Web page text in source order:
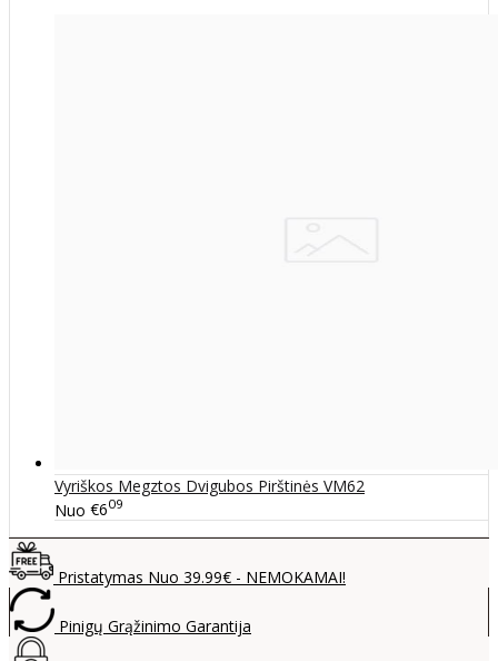
Vyriškos Megztos Dvigubos Pirštinės VM62
Nuo €609
Pristatymas Nuo 39.99€ - NEMOKAMAI!
Pinigų Grąžinimo Garantija